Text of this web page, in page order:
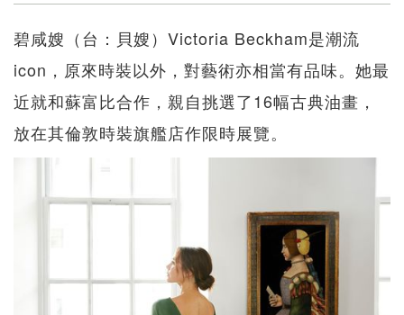
碧咸嫂（台：貝嫂）Victoria Beckham是潮流
icon，原來時裝以外，對藝術亦相當有品味。她最
近就和蘇富比合作，親自挑選了16幅古典油畫，
放在其倫敦時裝旗艦店作限時展覽。